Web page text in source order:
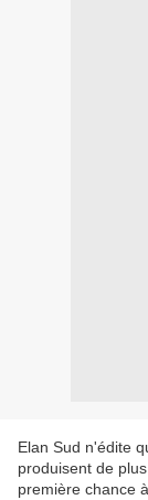
Elan Sud n'édite
produisent de
première chance